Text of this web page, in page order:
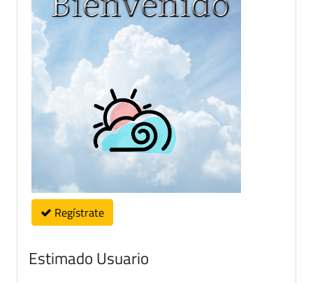
Regístrate
Estimado Usuario